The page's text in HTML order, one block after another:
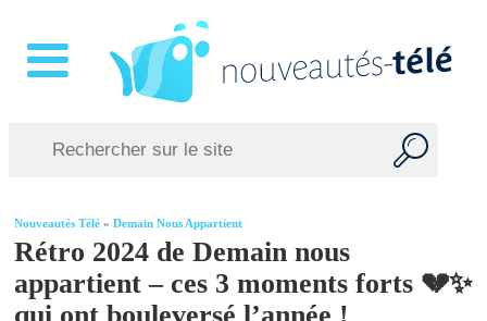
Nouveautés Télé »Demain Nous Appartient
Rétro 2024 de Demain nous
appartient – ces 3 moments forts 💔✨